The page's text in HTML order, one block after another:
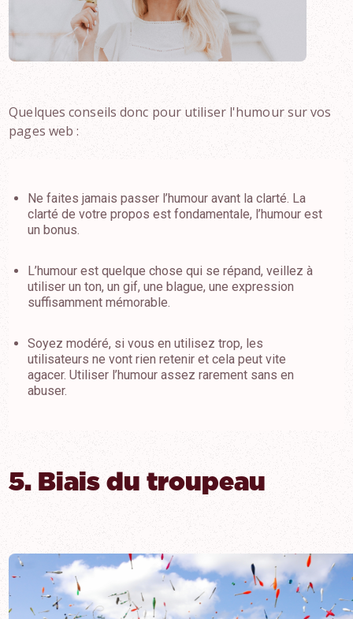
Quelques conseils donc pour utiliser l'humour sur vos
pages web :
Ne faites jamais passer l’humour avant la clarté. La
clarté de votre propos est fondamentale, l’humour est
un bonus.
L’humour est quelque chose qui se répand, veillez à
utiliser un ton, un gif, une blague, une expression
suffisamment mémorable.
Soyez modéré, si vous en utilisez trop, les
utilisateurs ne vont rien retenir et cela peut vite
agacer. Utiliser l’humour assez rarement sans en
abuser.
5. Biais du troupeau